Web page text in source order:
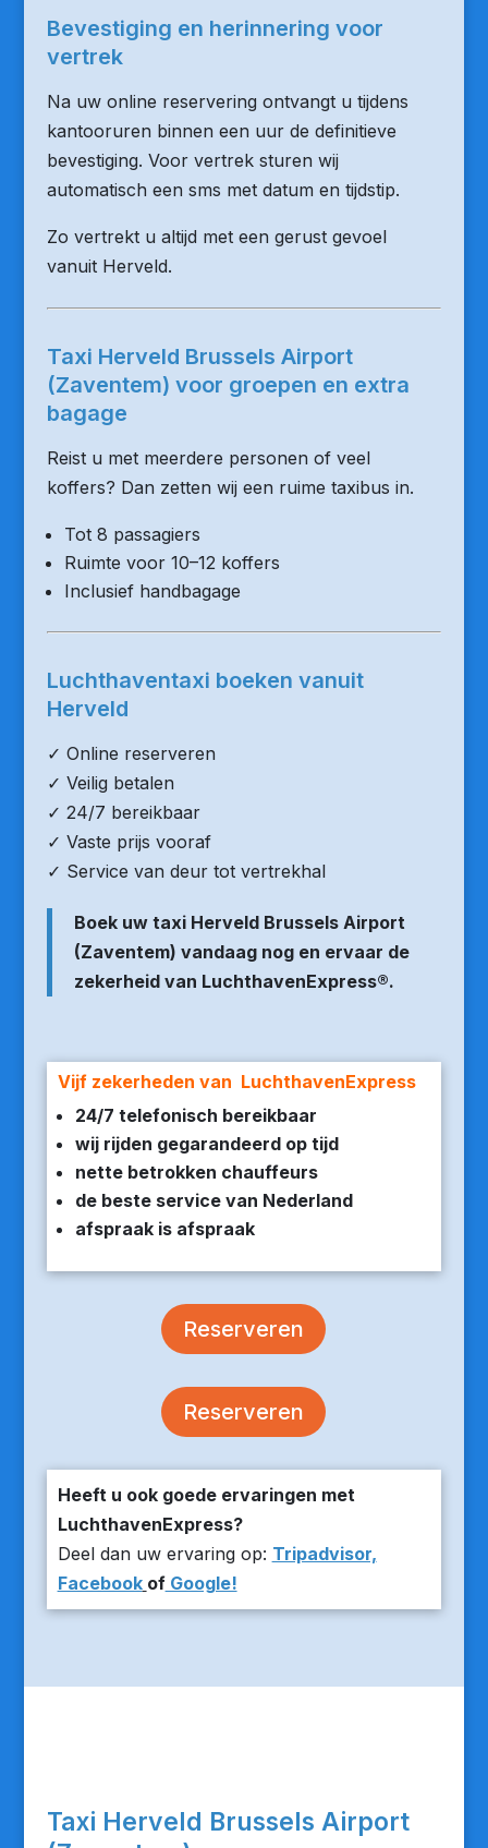
Bevestiging en herinnering voor
vertrek
Na uw online reservering ontvangt u tijdens
kantooruren binnen een uur de definitieve
bevestiging. Voor vertrek sturen wij
automatisch een sms met datum en tijdstip.
Zo vertrekt u altijd met een gerust gevoel
vanuit Herveld.
Taxi Herveld Brussels Airport
(Zaventem) voor groepen en extra
bagage
Reist u met meerdere personen of veel
koffers? Dan zetten wij een ruime taxibus in.
Tot 8 passagiers
Ruimte voor 10–12 koffers
Inclusief handbagage
Luchthaventaxi boeken vanuit
Herveld
✓ Online reserveren
✓ Veilig betalen
✓ 24/7 bereikbaar
✓ Vaste prijs vooraf
✓ Service van deur tot vertrekhal
Boek uw taxi Herveld Brussels Airport
(Zaventem) vandaag nog en ervaar de
zekerheid van LuchthavenExpress®.
Vijf zekerheden van LuchthavenExpress
24/7 telefonisch bereikbaar
wij rijden gegarandeerd op tijd
nette betrokken chauffeurs
de beste service van Nederland
afspraak is afspraak
Reserveren
Reserveren
Heeft u ook goede ervaringen met
LuchthavenExpress?
Deel dan uw ervaring op: Tripadvisor,
Facebook ofGoogle!
Taxi Herveld Brussels Airport